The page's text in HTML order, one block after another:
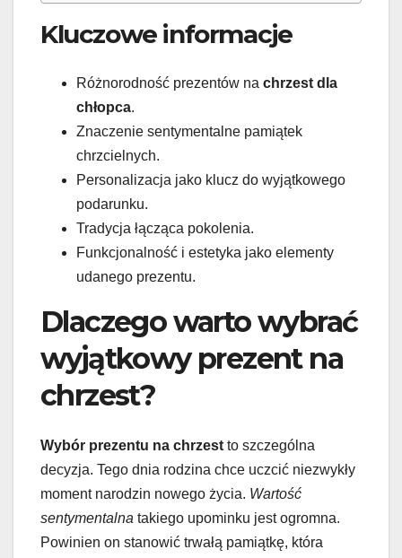
Kluczowe informacje
Różnorodność prezentów na chrzest dla
chłopca.
Znaczenie sentymentalne pamiątek
chrzcielnych.
Personalizacja jako klucz do wyjątkowego
podarunku.
Tradycja łącząca pokolenia.
Funkcjonalność i estetyka jako elementy
udanego prezentu.
Dlaczego warto wybrać
wyjątkowy prezent na
chrzest?
Wybór prezentu na chrzest to szczególna
decyzja. Tego dnia rodzina chce uczcić niezwykły
moment narodzin nowego życia. Wartość
sentymentalna takiego upominku jest ogromna.
Powinien on stanowić trwałą pamiątkę, która